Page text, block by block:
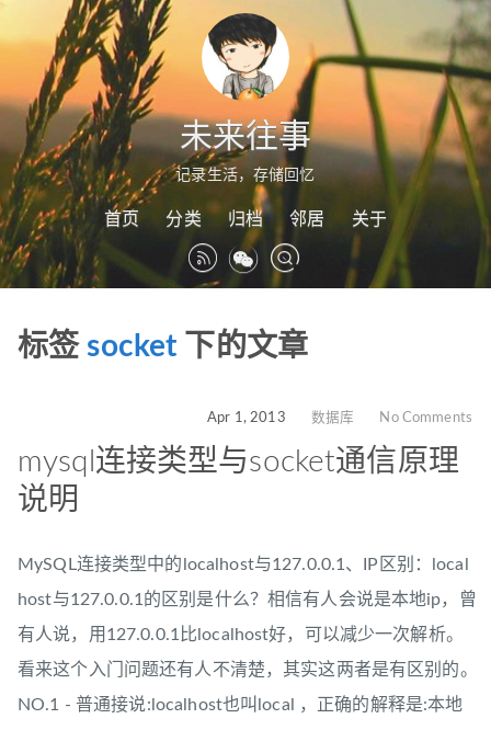
未来往事
记录生活，存储回忆
首页 分类 归档 邻居 关于
标签 socket 下的文章
Apr 1, 2013 数据库 No Comments
mysql连接类型与socket通信原理
说明
MySQL连接类型中的localhost与127.0.0.1、IP区别：local
host与127.0.0.1的区别是什么？相信有人会说是本地ip，曾
有人说，用127.0.0.1比localhost好，可以减少一次解析。
看来这个入门问题还有人不清楚，其实这两者是有区别的。
NO.1 - 普通接说:localhost也叫local ，正确的解释是:本地